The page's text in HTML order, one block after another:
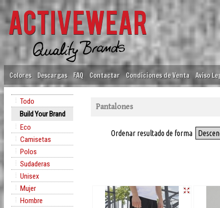
Colores Descargas FAQ Contactar Condiciones de Venta Aviso
Todo
Build Your Brand
Eco
Camisetas
Polos
Sudaderas
Unisex
Mujer
Hombre
Pantalones
Ordenar resultado de forma